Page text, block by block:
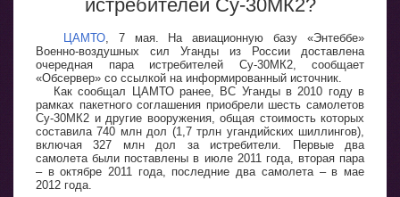
истребителей Су-30МК2?
ЦАМТО, 7 мая. На авиационную базу «Энтеббе»
Военно-воздушных сил Уганды из России доставлена
очередная пара истребителей Су-30МК2, сообщает
«Обсервер» со ссылкой на информированный источник.
Как сообщал ЦАМТО ранее, ВС Уганды в 2010 году в
рамках пакетного соглашения приобрели шесть самолетов
Су-30МК2 и другие вооружения, общая стоимость которых
составила 740 млн дол (1,7 трлн угандийских шиллингов),
включая 327 млн дол за истребители. Первые два
самолета были поставлены в июле 2011 года, вторая пара
– в октябре 2011 года, последние два самолета – в мае
2012 года.